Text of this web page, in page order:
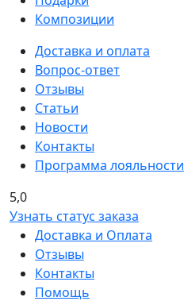
Композиции
Доставка и оплата
Вопрос-ответ
Отзывы
Статьи
Новости
Контакты
Программа лояльности
5,0
Узнать статус заказа
Доставка и Оплата
Отзывы
Контакты
Помощь